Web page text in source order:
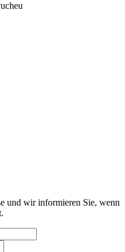
und wir informieren Sie, wenn